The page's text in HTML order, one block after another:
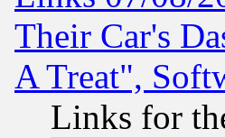
Their Car's
A Treat",
Links for